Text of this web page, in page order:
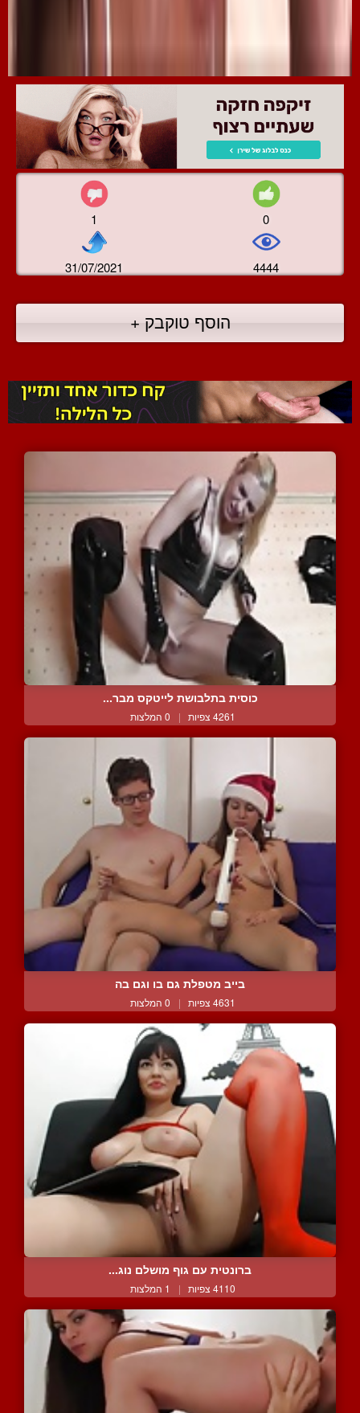
1 0
31/07/2021 4444
הוסף טוקבק +
כוסית בתלבושת לייטקס מבר...
4261 צפיות | 0 המלצות
בייב מטפלת גם בו וגם בה
4631 צפיות | 0 המלצות
ברונטית עם גוף מושלם נוג...
4110 צפיות | 1 המלצות